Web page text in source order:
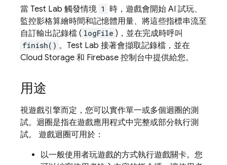
當 Test Lab 觸發情境 1
時，遊戲會開始 AI 試玩、
監控影格算繪時間和記憶體用量、將這些指標串流至
自訂輸出記錄檔 ( logFile )，並在完成時呼叫
finish() 。 Test Lab 接著會擷取記錄檔，並在
Cloud Storage 和 Firebase 控制台中提供給您。
用途
視遊戲引擎而定，您可以實作單一或多個迴圈的測
試。迴圈是指在遊戲應用程式中完整或部分執行測
試。 遊戲迴圈可用於：
以一般使用者玩遊戲的方式執行遊戲關卡。您